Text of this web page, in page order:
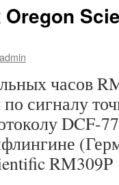
admin
часов
сигналу
DCF-
RM309P